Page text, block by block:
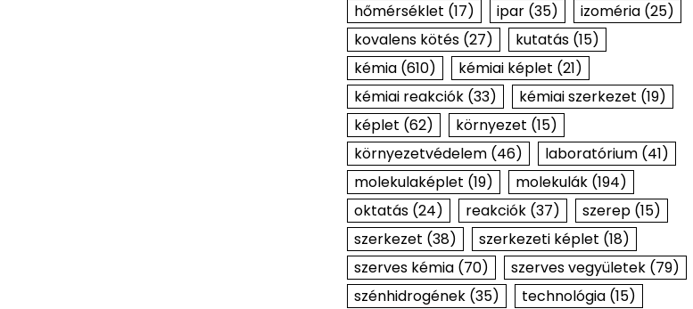
hőmérséklet (17) ipar(35) izoméria(25)
kovalens kötés(27) kutatás(15)
kémia(610) kémiai képlet (21)
kémiai reakciók(33) kémiai szerkezet (19)
képlet (62) környezet (15)
környezetvédelem(46) laboratórium(41)
molekulaképlet (19) molekulák(194)
oktatás(24) reakciók(37) szerep(15)
szerkezet (38) szerkezeti képlet (18)
szerves kémia(70) szerves vegyületek(79)
szénhidrogének(35) technológia(15)